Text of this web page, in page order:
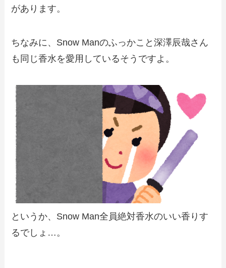
があります。
ちなみに、Snow Manのふっかこと深澤辰哉さん
も同じ香水を愛用しているそうですよ。
というか、Snow Man全員絶対香水のいい香りす
るでしょ…。